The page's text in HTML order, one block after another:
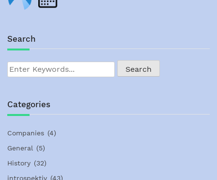
Search
Categories
Companies (4)
General (5)
History (32)
introspektiv (43)